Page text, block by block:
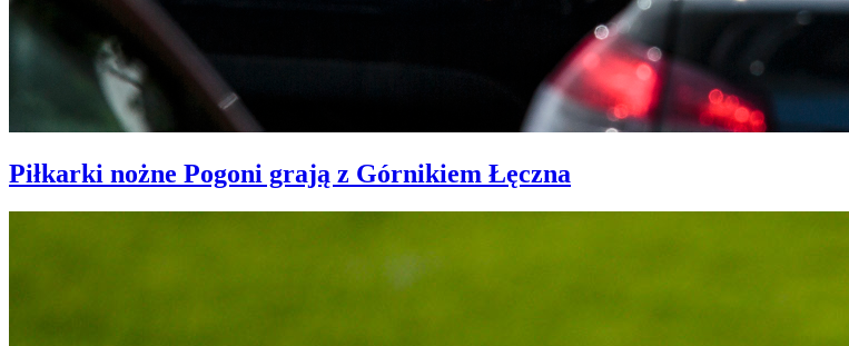
Piłkarki nożne Pogoni grają z Górnikiem Łęczna